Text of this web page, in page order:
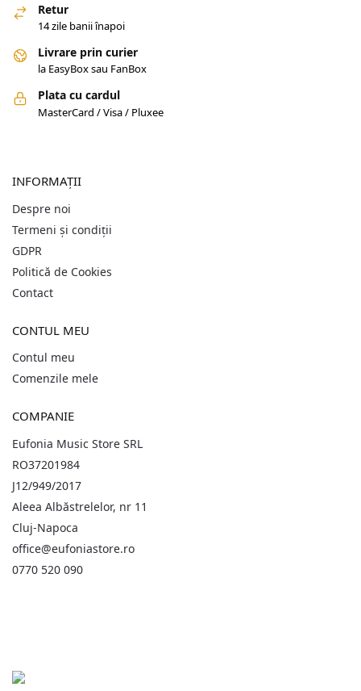
Retur
14 zile banii înapoi
Livrare prin curier
la EasyBox sau FanBox
Plata cu cardul
MasterCard / Visa / Pluxee
INFORMAȚII
Despre noi
Termeni și condiții
GDPR
Politică de Cookies
Contact
CONTUL MEU
Contul meu
Comenzile mele
COMPANIE
Eufonia Music Store SRL
RO37201984
J12/949/2017
Aleea Albăstrelelor, nr 11
Cluj-Napoca
office@eufoniastore.ro
0770 520 090